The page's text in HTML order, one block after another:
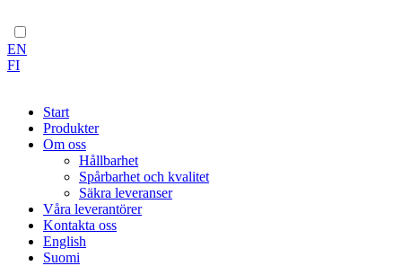
EN
FI
Start
Produkter
Om oss
Hållbarhet
Spårbarhet och kvalitet
Säkra leveranser
Våra leverantörer
Kontakta oss
English
Suomi